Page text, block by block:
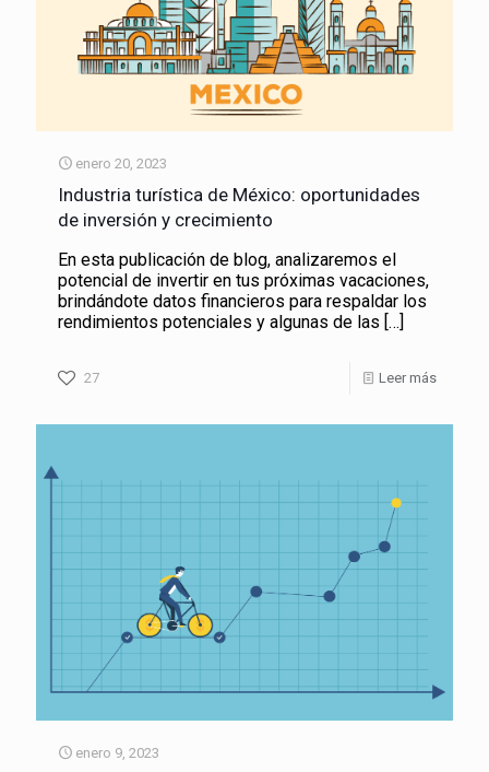
enero 20, 2023
Industria turística de México: oportunidades
de inversión y crecimiento
En esta publicación de blog, analizaremos el
potencial de invertir en tus próximas vacaciones,
brindándote datos financieros para respaldar los
rendimientos potenciales y algunas de las […]
27 Leer más
enero 9, 2023